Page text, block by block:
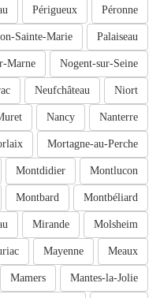
Péronne
Périgueux
Palaiseau
Sainte-Marie
Nogent-sur-Seine
Marne
Niort
Neufchâteau
Nanterre
Nancy
Mortagne-au-Perche
Montlucon
Montdidier
Montbéliard
Montbard
Molsheim
Mirande
Meaux
Mayenne
Mantes-la-Jolie
Mamers